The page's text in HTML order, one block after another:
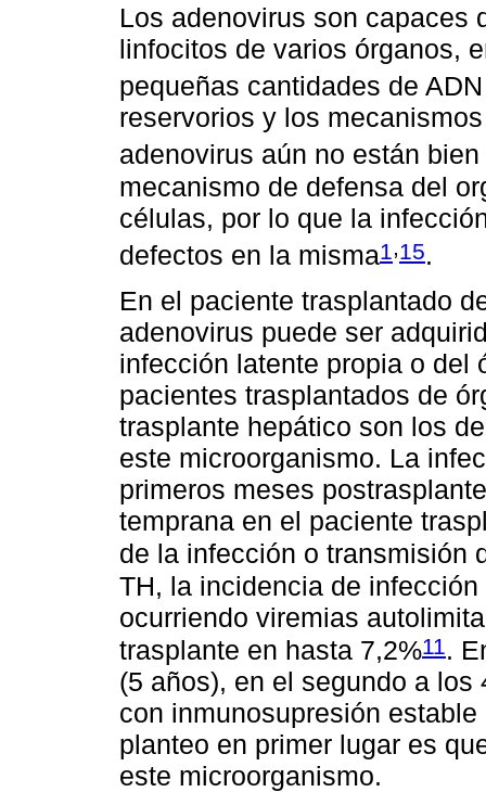
Los adenovirus son capaces
linfocitos de varios órganos,
pequeñas cantidades de
reservorios y los
adenovirus aún no están
mecanismo de defensa del
células, por lo que la
defectos en la misma1 ,15.
En el paciente trasplantado
adenovirus puede ser
infección latente propia o del
pacientes trasplantados de
trasplante hepático son los
este microorganismo. La
primeros meses
temprana en el paciente
de la infección o transmisión
TH, la incidencia de
ocurriendo viremias
trasplante en hasta 7,2%11 .
(5 años), en el segundo a
con inmunosupresión
planteo en primer lugar es
este microorganismo.